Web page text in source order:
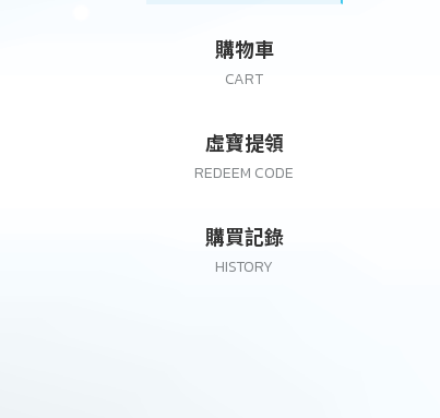
購物車
CART
虛寶提領
REDEEM CODE
購買記錄
HISTORY